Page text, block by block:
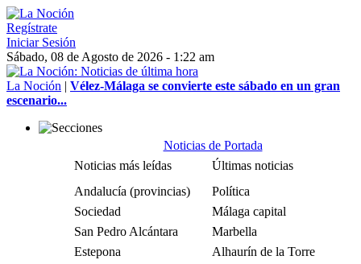
Regístrate
Iniciar Sesión
Sábado, 08 de Agosto de 2026 - 1:22 am
La Noción | Vélez-Málaga se convierte este sábado en un gran
escenario...
Noticias de Portada
Noticias más leídas
Últimas noticias
Andalucía (provincias)
Política
Sociedad
Málaga capital
San Pedro Alcántara
Marbella
Estepona
Alhaurín de la Torre